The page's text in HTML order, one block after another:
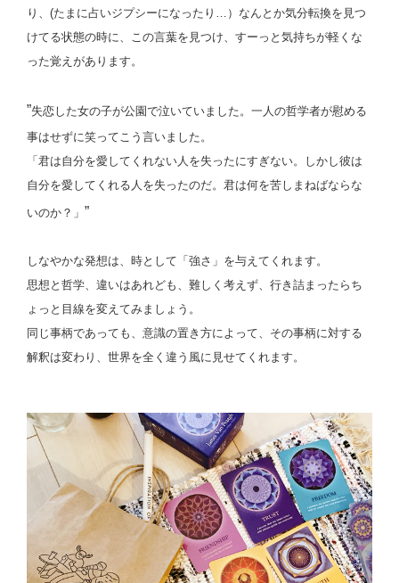
り、(たまに占いジプシーになったり…）なんとか気分転換を見つ
けてる状態の時に、この言葉を見つけ、すーっと気持ちが軽くな
った覚えがあります。
”失恋した女の子が公園で泣いていました。一人の哲学者が慰める
事はせずに笑ってこう言いました。
「君は自分を愛してくれない人を失ったにすぎない。しかし彼は
自分を愛してくれる人を失ったのだ。君は何を苦しまねばならな
いのか？」 ”
しなやかな発想は、時として「強さ」を与えてくれます。
思想と哲学、違いはあれども、難しく考えず、行き詰まったらち
ょっと目線を変えてみましょう。
同じ事柄であっても、意識の置き方によって、その事柄に対する
解釈は変わり、世界を全く違う風に見せてくれます。